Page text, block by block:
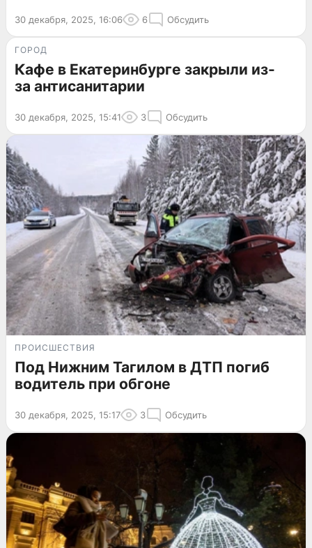
30 декабря, 2025, 16:06 6 Обсудить
ГОРОД
Кафе в Екатеринбурге закрыли из-
за антисанитарии
30 декабря, 2025, 15:41 3 Обсудить
ПРОИСШЕСТВИЯ
Под Нижним Тагилом в ДТП погиб
водитель при обгоне
30 декабря, 2025, 15:17 3 Обсудить